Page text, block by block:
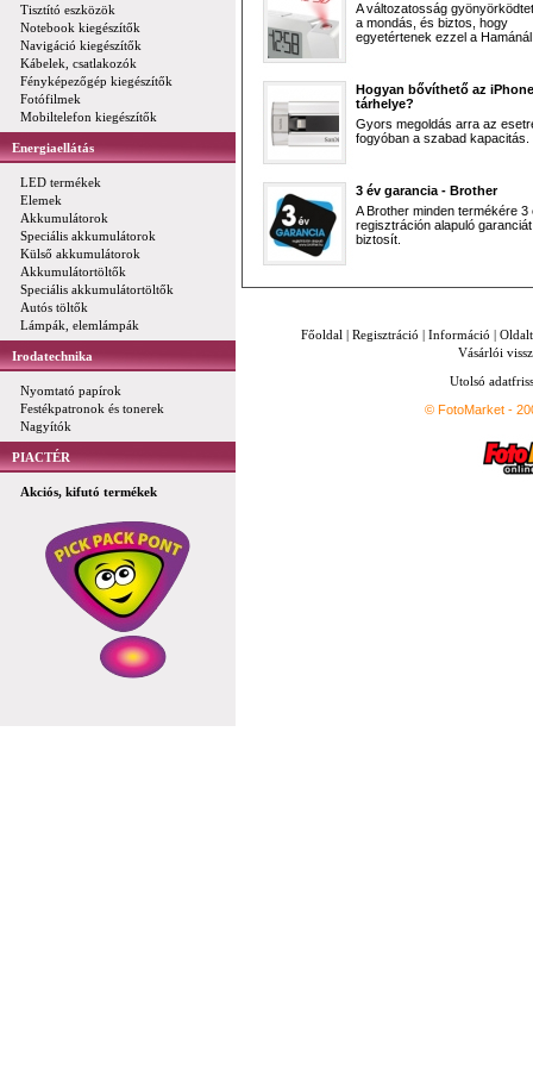
Tisztító eszközök
Notebook kiegészítők
Navigáció kiegészítők
Kábelek, csatlakozók
Fényképezőgép kiegészítők
Fotófilmek
Mobiltelefon kiegészítők
Energiaellátás
LED termékek
Elemek
Akkumulátorok
Speciális akkumulátorok
Külső akkumulátorok
Akkumulátortöltők
Speciális akkumulátortöltők
Autós töltők
Lámpák, elemlámpák
Irodatechnika
Nyomtató papírok
Festékpatronok és tonerek
Nagyítók
PIACTÉR
Akciós, kifutó termékek
A változatosság
a mondás, és biztos, hogy
egyetértenek ezzel a
Hogyan bővíthető az iPhone
tárhelye?
Gyors megoldás arra az
fogyóban a szabad kapacitás.
3 év garancia - Brother
A Brother minden termékére 3
regisztráción alapuló garanciát
biztosít.
Főoldal | Regisztráció | Információ |
Vásárlói
Utolsó
© FotoMarket -